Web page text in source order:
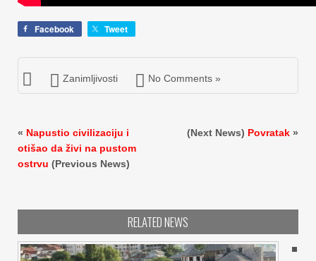
Facebook Tweet
Zanimljivosti No Comments »
« Napustio civilizaciju i
otišao da živi na pustom
ostrvu (Previous News)
(Next News) Povratak »
RELATED NEWS